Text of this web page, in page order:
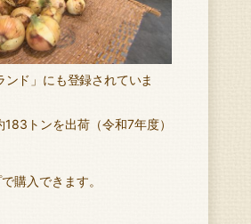
ンド」にも登録されていま
トンを出荷（令和7年度）
購入できます。